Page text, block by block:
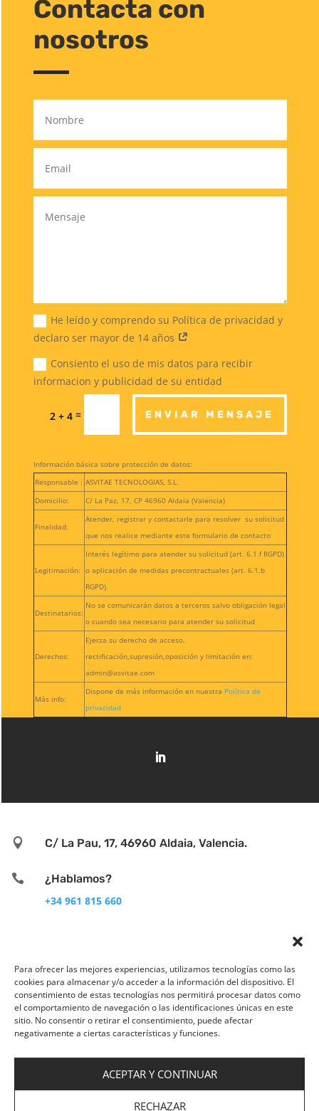
Para ofrecer las mejores experiencias, utilizamos tecnologías como las
cookies para almacenar y/o acceder a la información del dispositivo. El
consentimiento de estas tecnologías nos permitirá procesar datos como
el comportamiento de navegación o las identificaciones únicas en este
sitio. No consentir o retirar el consentimiento, puede afectar
negativamente a ciertas características y funciones.
ACEPTAR Y CONTINUAR
RECHAZAR
Contacta con
nosotros
He leído y comprendo su Política de privacidad y
declaro ser mayor de 14 años
Consiento el uso de mis datos para recibir
informacion y publicidad de su entidad
2 + 4 = ENVIAR MENSAJE
Información básica sobre protección de datos:
Responsable : ASVITAE TECNOLOGIAS, S.L.
Domicilio:
C/ La Paz, 17, CP 46960 Aldaia (Valencia)
Finalidad:
Atender, registrar y contactarle para resolver su solicitud
que nos realice mediante este formulario de contacto
Legitimación:
Interés legítimo para atender su solicitud (art. 6.1.f RGPD)
o aplicación de medidas precontractuales (art. 6.1.b
RGPD).
Destinatarios:
No se comunicarán datos a terceros salvo obligación legal
o cuando sea necesario para atender su solicitud
Derechos:
Ejerza su derecho de acceso,
rectificación,supresión,oposición y limitación en:
admin@asvitae.com
Más info:
Dispone de más información en nuestra Política de
privacidad
 C/ La Pau, 17, 46960 Aldaia, Valencia.

¿Hablamos?
+34 961 815 660
Aviso legal|Política de privacidad|Política de
Política de Gestión Integrada|